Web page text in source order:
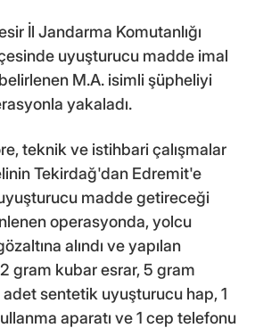
İl Jandarma Komutanlığı
uyuşturucu madde imal
M.A. isimli şüpheliyi
yakaladı.
teknik ve istihbari çalışmalar
Tekirdağ'dan Edremit'e
madde getireceği
operasyonda, yolcu
alındı ve yapılan
gram kubar esrar, 5 gram
sentetik uyuşturucu hap, 1
aparatı ve 1 cep telefonu